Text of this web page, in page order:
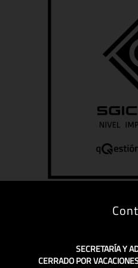
SECRETARÍA Y
CERRADO POR